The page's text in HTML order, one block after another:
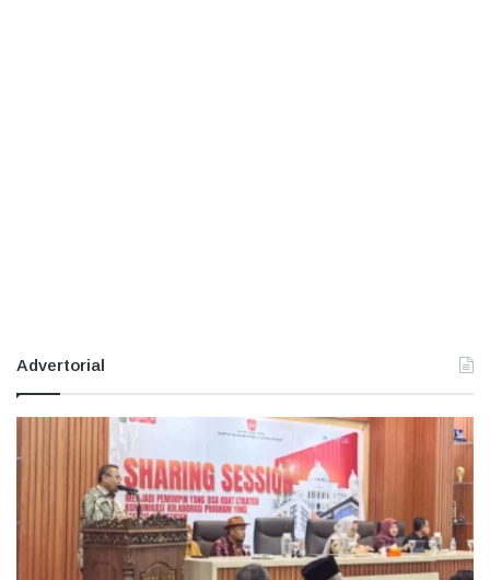
Advertorial